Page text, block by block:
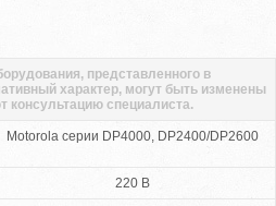
Motorola серии DP4000, DP2400/DP2600
220 В
представленного в
характер, могут быть изменены
консультацию специалиста.